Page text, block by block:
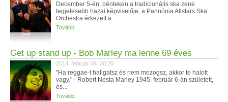
December 5-én, pénteken a tradicionális ska zene
legjelesebb hazai képviselője, a Pannónia Allstars Ska
Orchestra érkezett a...
Tovább
Get up stand up - Bob Marley ma lenne 69 éves
2014. február 06. 00:20
"Ha reggae-t hallgatsz és nem mozogsz, akkor te halott
vagy." - Robert Nesta Marley 1945. február 6-án született,
és...
Tovább